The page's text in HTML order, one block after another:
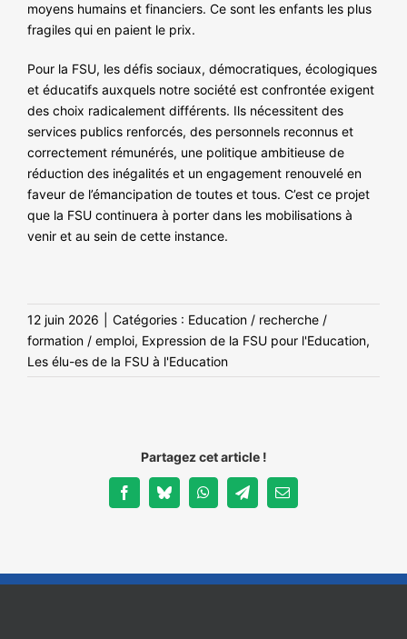
moyens humains et financiers. Ce sont les enfants les plus
fragiles qui en paient le prix.
Pour la FSU, les défis sociaux, démocratiques, écologiques
et éducatifs auxquels notre société est confrontée exigent
des choix radicalement différents. Ils nécessitent des
services publics renforcés, des personnels reconnus et
correctement rémunérés, une politique ambitieuse de
réduction des inégalités et un engagement renouvelé en
faveur de l’émancipation de toutes et tous. C’est ce projet
que la FSU continuera à porter dans les mobilisations à
venir et au sein de cette instance.
12 juin 2026 Catégories : Education / recherche /
formation / emploi, Expression de la FSU pour l'Education,
Les élu-es de la FSU à l'Education
Partagez cet article !
FacebookBlueskyWhatsAppTelegramEmail